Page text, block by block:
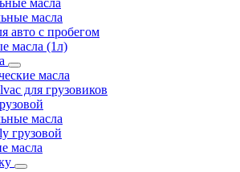
масла
масла
авто с пробегом
масла (1л)
масла
для грузовиков
масла
грузовой
масла